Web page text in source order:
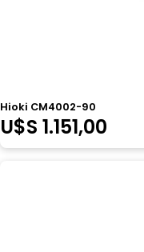
Hioki CM4002-90
U$S 1.151,00